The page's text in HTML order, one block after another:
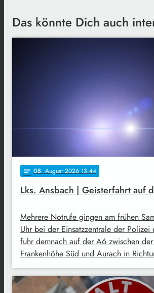
Das könnte Dich auch
notes 08. August 2026 13:44
Lks. Ansbach | Geisterfahrt auf
Mehrere Notrufe gingen am frühen
Uhr bei der Einsatzzentrale der
fuhr demnach auf der A6 zwischen
Frankenhöhe Süd und Aurach in